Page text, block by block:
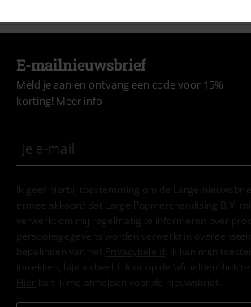
E-mailnieuwsbrief
Meld je aan en ontvang een code voor 15%
korting! Meer info
Ik geef hierbij toestemming om de Large-
ermee akkoord dat Large Popmerchandising B.V.
verwerkt om mij regelmatig te informeren over
persoonsgegevens worden verwerkt in
bepalingen van het
Privacybeleid . Ik kan mijn
intrekken, bijvoorbeeld door op de ‘afmelden’-link te
Hier kan ik me afmelden voor de nieuwsbrief.